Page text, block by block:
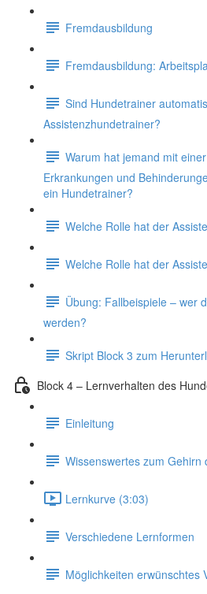
Fremdausbildung
Fremdausbildung:
Sind Hundetrainer
Assistenzhundetrainer?
Warum hat jemand mit
Erkrankungen und
ein Hundetrainer?
Welche Rolle hat der
Welche Rolle hat der
Übung: Fallbeispiele – wer
werden?
Skript Block 3 zum
Block 4 – Lernverhalten des
Einleitung
Wissenswertes zum Gehirn
Lernkurve (3:03)
Verschiedene Lernformen
Möglichkeiten erwünschtes